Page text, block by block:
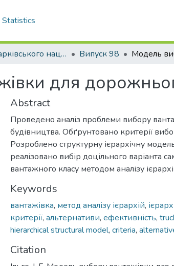
Statistics
Вісник Харківського національного автомобільно-дорожнього університету / Вестник Харьковского национального автомобильно-дорожного университета Випуск 98
для
Abstract
Проведено аналіз проблеми вибору
будівництва. Обґрунтовано критерії
Розроблено структурну ієрархічну
реалізовано вибір доцільного варіанта
вантажного класу методом аналізу
Keywords
вантажівка, метод аналізу ієрархій,
критерії, альтернативи, ефективність,
hierarchical structural model, criteria,
Citation